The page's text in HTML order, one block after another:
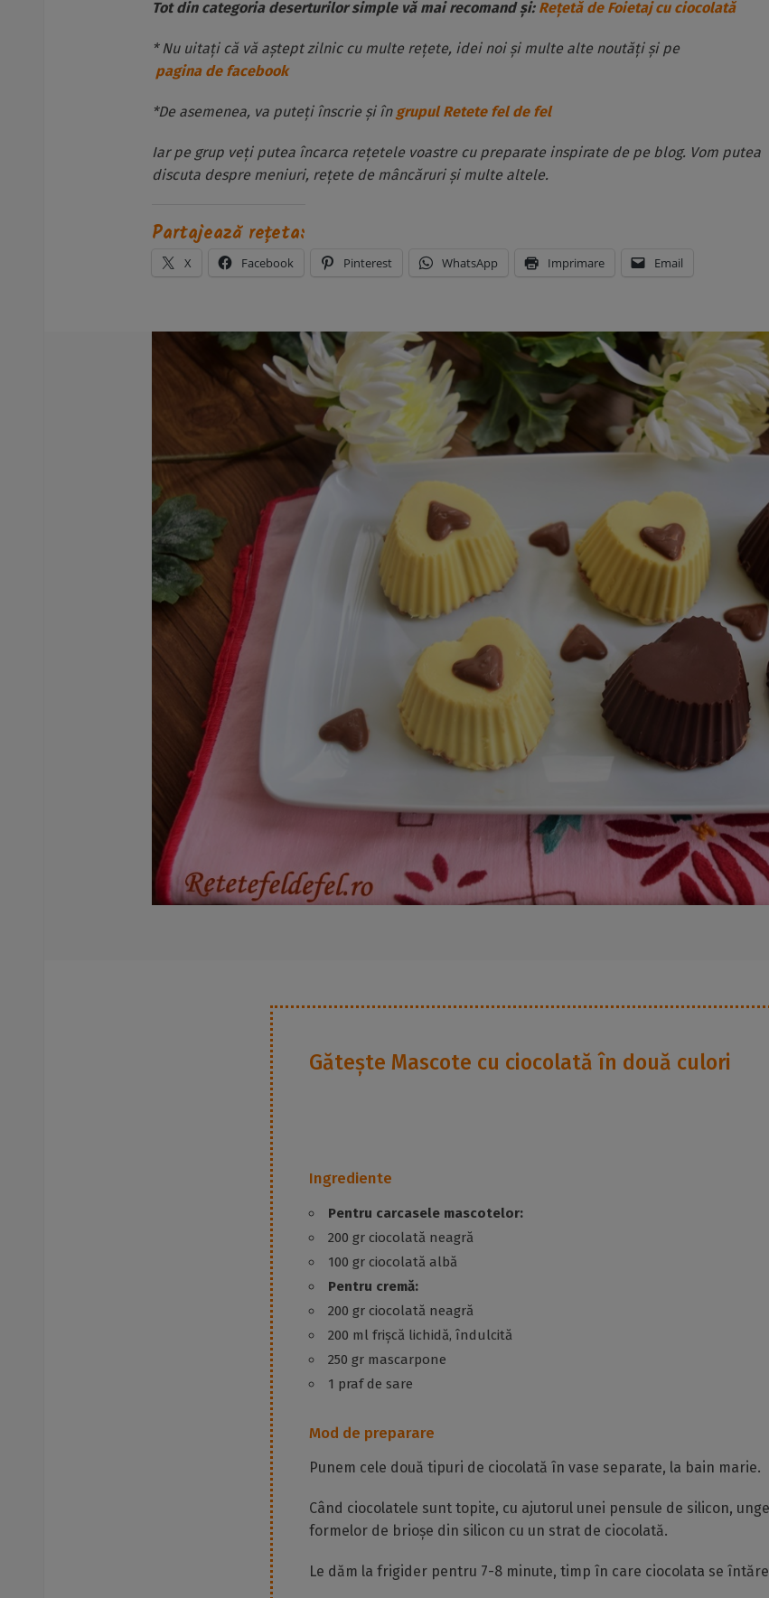
Tot din categoria deserturilor simple vă mai recomand și: Rețetă de Foietaj cu ciocolată
* Nu uitați că vă aștept zilnic cu multe rețete, idei noi și multe alte noutăți și pe
pagina de facebook
*De asemenea, va puteți înscrie și în grupul Retete fel de fel
Iar pe grup veți putea încarca rețetele voastre cu preparate inspirate de pe blog. Vom putea
discuta despre meniuri, rețete de mâncăruri și multe altele.
Partajează rețeta:
X Facebook Pinterest WhatsApp Imprimare Email
Gătește Mascote cu ciocolată în două culori
Ingrediente
Pentru carcasele mascotelor:
200 gr ciocolată neagră
100 gr ciocolată albă
Pentru cremă:
200 gr ciocolată neagră
200 ml frișcă lichidă, îndulcită
250 gr mascarpone
1 praf de sare
Mod de preparare
Punem cele două tipuri de ciocolată în vase separate, la bain marie.
Când ciocolatele sunt topite, cu ajutorul unei pensule de silicon,
formelor de brioșe din silicon cu un strat de ciocolată.
Le dăm la frigider pentru 7-8 minute, timp în care ciocolata se